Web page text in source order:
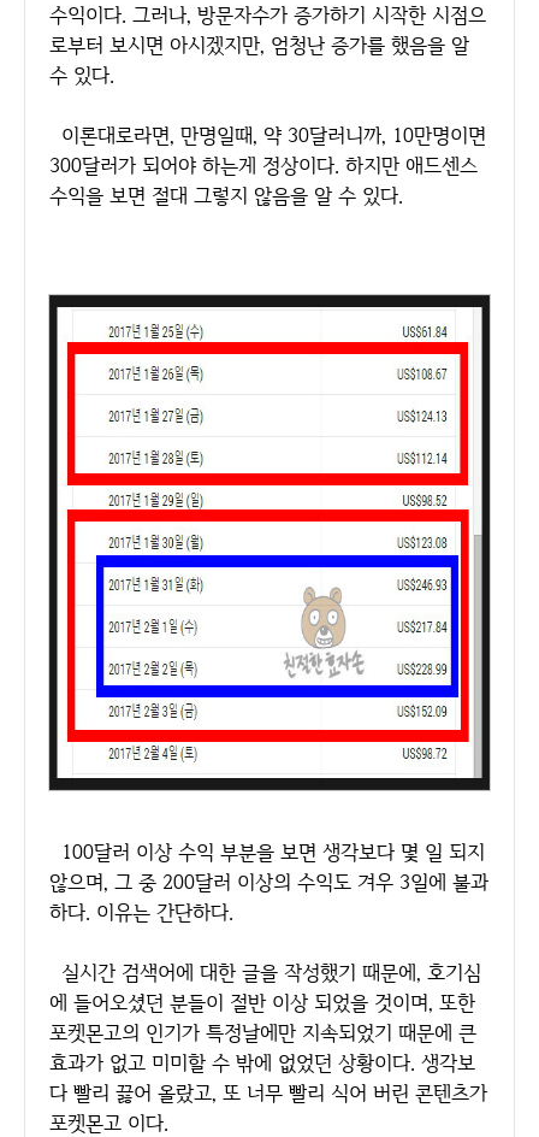
수익이다. 그러나, 방문자수가 증가하기 시작한 시점으
로부터 보시면 아시겠지만, 엄청난 증가를 했음을 알
수 있다.
이론대로라면, 만명일때, 약 30달러니까, 10만명이면
300달러가 되어야 하는게 정상이다. 하지만 애드센스
수익을 보면 절대 그렇지 않음을 알 수 있다.
100달러 이상 수익 부분을 보면 생각보다 몇 일 되지
않으며, 그 중 200달러 이상의 수익도 겨우 3일에 불과
하다. 이유는 간단하다.
실시간 검색어에 대한 글을 작성했기 때문에, 호기심
에 들어오셨던 분들이 절반 이상 되었을 것이며, 또한
포켓몬고의 인기가 특정날에만 지속되었기 때문에 큰
효과가 없고 미미할 수 밖에 없었던 상황이다. 생각보
다 빨리 끓어 올랐고, 또 너무 빨리 식어 버린 콘텐츠가
포켓몬고 이다.